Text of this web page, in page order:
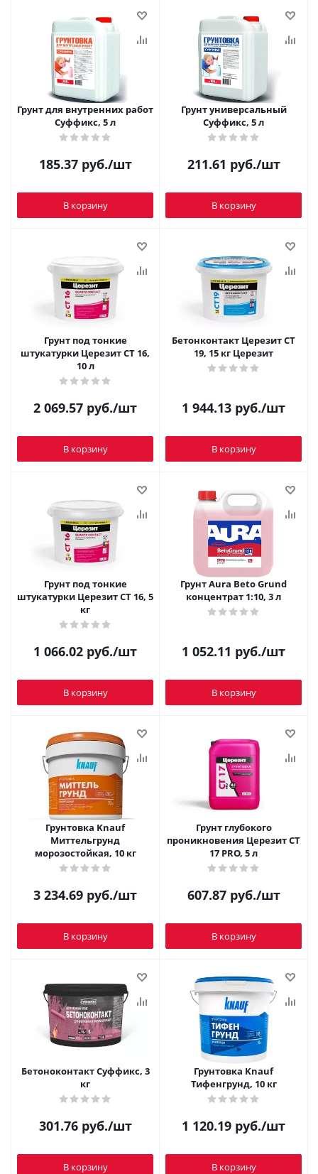
Грунт для внутренних работ
Суффикс, 5 л
185.37руб./шт
В корзину
Грунт универсальный
Суффикс, 5 л
211.61 руб./шт
В корзину
Грунт под тонкие
штукатурки Церезит СТ 16,
10 л
2 069.57 руб./шт
В корзину
Бетонконтакт Церезит CT
19, 15 кг Церезит
1 944.13 руб./шт
В корзину
Грунт под тонкие
штукатурки Церезит СТ 16, 5
кг
1 066.02 руб./шт
В корзину
Грунт Aura Beto Grund
концентрат 1:10, 3 л
1 052.11 руб./шт
В корзину
Грунтовка Knauf
Миттельгрунд
морозостойкая, 10 кг
3 234.69 руб./шт
В корзину
Грунт глубокого
проникновения Церезит CT
17 PRO, 5 л
607.87руб./шт
В корзину
Бетоноконтакт Суффикс, 3
кг
301.76руб./шт
В корзину
Грунтовка Knauf
Тифенгрунд, 10 кг
1 120.19 руб./шт
В корзину